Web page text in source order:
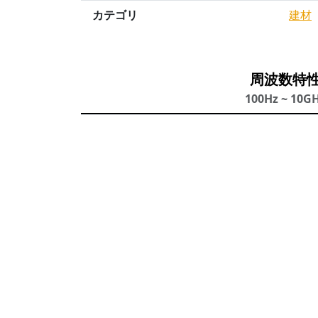
カテゴリ 建材
周波数特
100Hz ~